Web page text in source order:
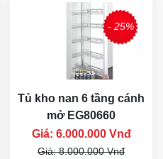
- 25%
Tủ kho nan 6 tầng cánh
mở EG80660
Giá: 6.000.000 Vnđ
Giá: 8.000.000 Vnđ